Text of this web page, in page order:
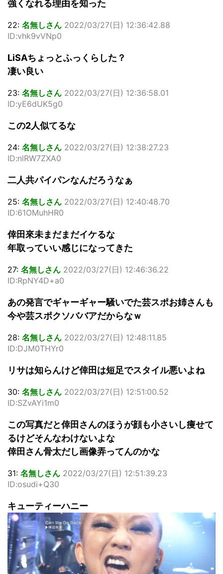
強くなれる理由を知った
22: 名無しさん 2022/03/27(日) 12:36:42.88
ID:vhk9vVNp0
LiSAちょっとふっくらした？
凄い良い
23: 名無しさん 2022/03/27(日) 12:36:58.01
ID:yE6dUK5g0
この2人似てるな
24: 名無しさん 2022/03/27(日) 12:38:27.23
ID:nlRW7ZXA0
二人共パイパンなんだろうなぁ
25: 名無しさん 2022/03/27(日) 12:40:48.70
ID:61OMuhHR0
倖田來未まだまだイケるな
年取っていい感じになってきた
27: 名無しさん 2022/03/27(日) 12:46:36.22
ID:RpNY4D+a0
あの発言でギャーギャー騒いでた芸スポお姉さんも
今や芸スポクソババアだからなｗ
28: 名無しさん 2022/03/27(日) 12:48:11.85
ID:DJM0THYr0
リサは知らんけど倖田は短足でスタイル悪いよね
30: 名無しさん 2022/03/27(日) 12:51:00.52
ID:SZvAYi1m0
この写真だと倖田さんのほうが顔も小さいし痩せて
るけどそんなわけないよな
倖田さん骨太だし画像弄ってんのかな
31: 名無しさん 2022/03/27(日) 12:51:39.23
ID:osudi+Q30
キューティーハニー